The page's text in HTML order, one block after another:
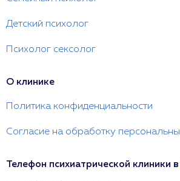
Детский психолог
Психолог сексолог
О клинике
Политика конфиденциальности
Согласие на обработку
Телефон психиатрической клиники в